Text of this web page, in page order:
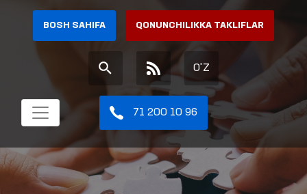
BOSH SAHIFA QONUNCHILIKKA TAKLIFLAR
O'Z
71 200 10 96